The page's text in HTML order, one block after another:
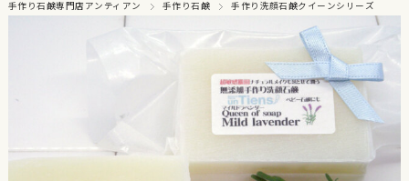
手作り石鹸専門店アンティアン 手作り石鹸 手作り洗顔石鹸クイーンシリーズ